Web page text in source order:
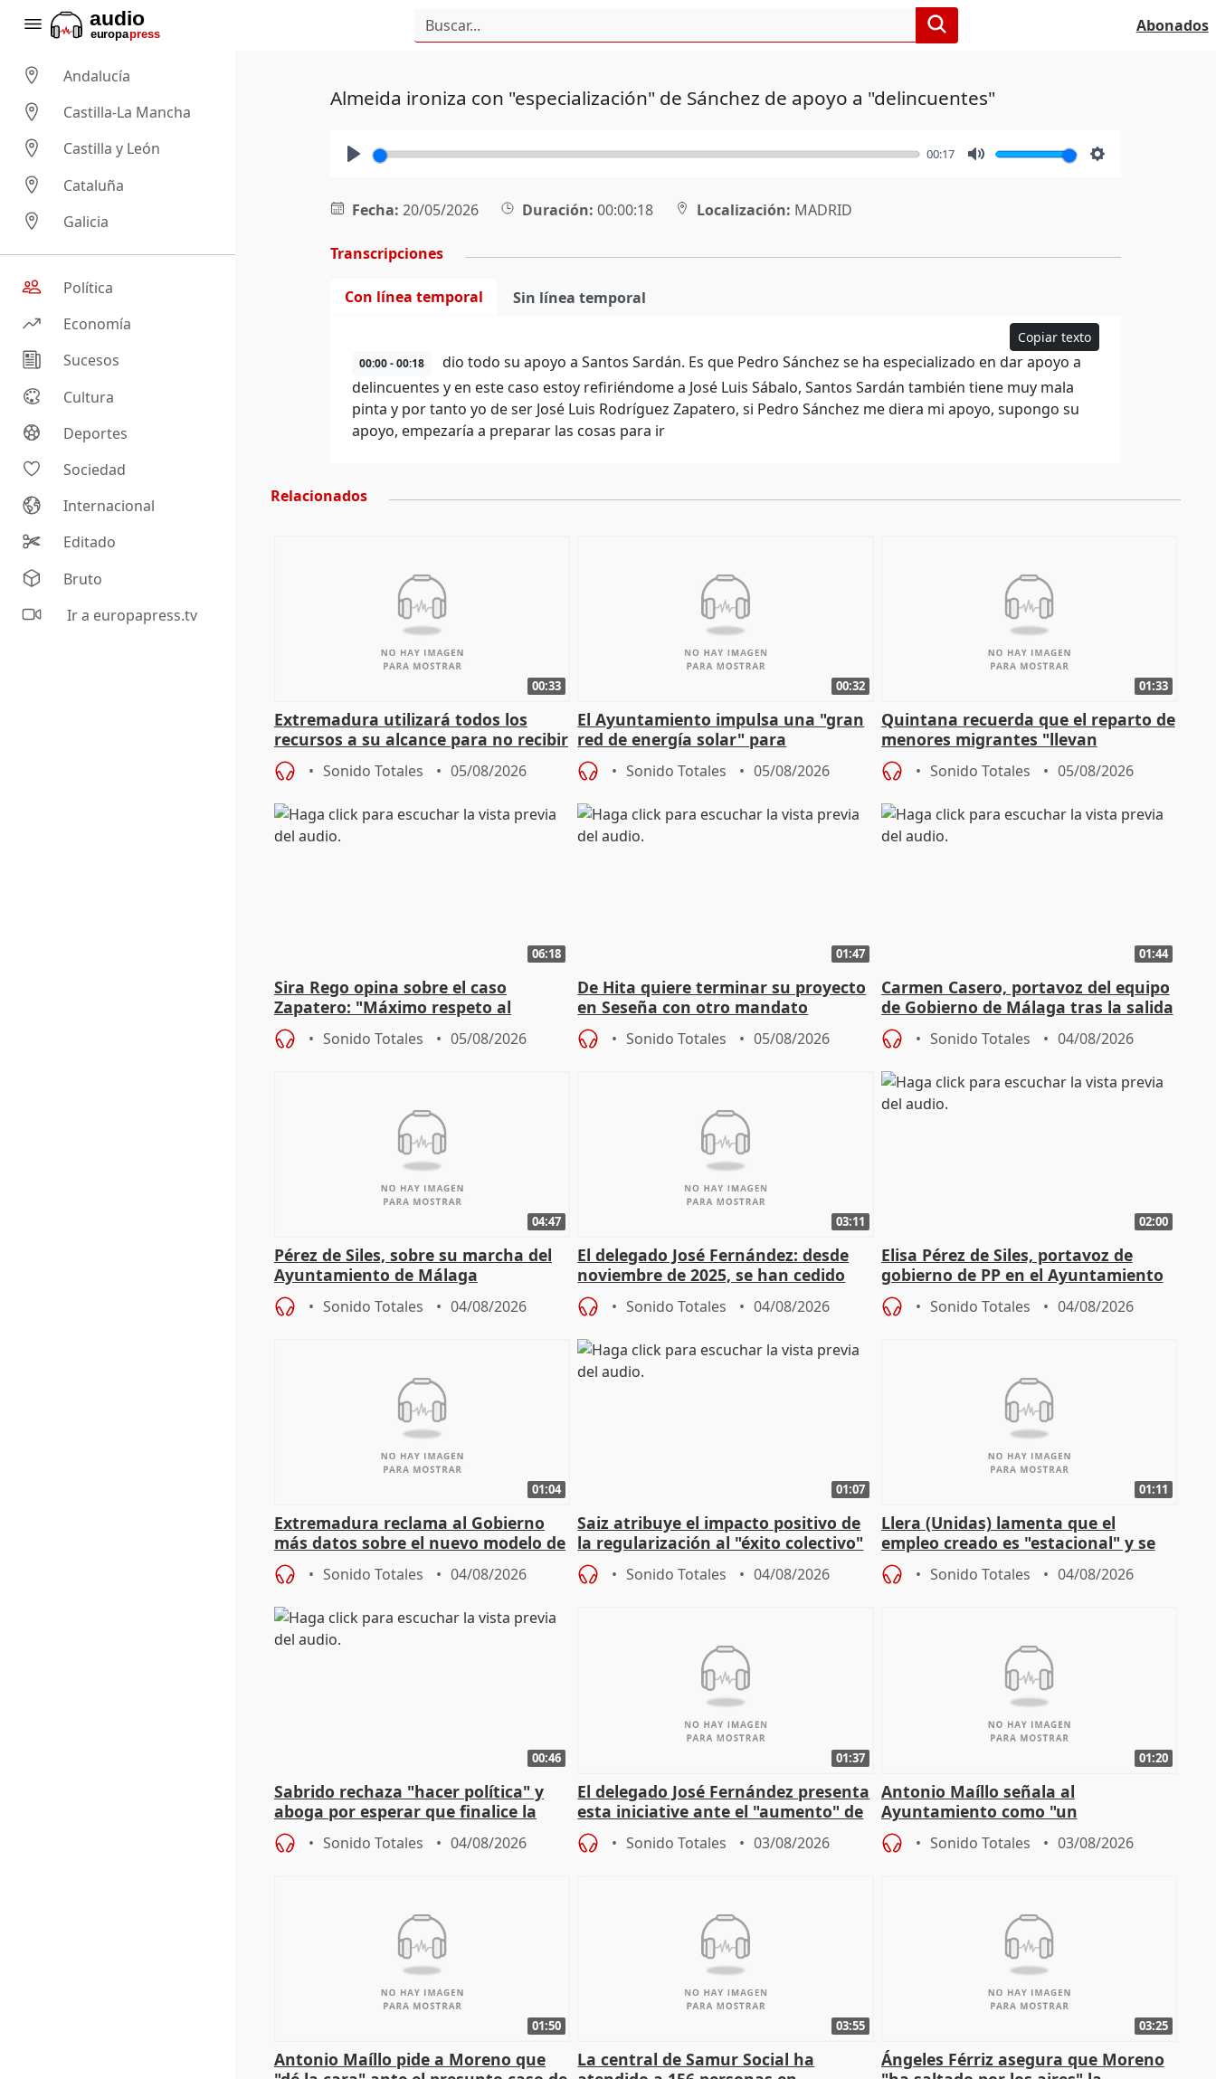
Abonados
Andalucía
Castilla-La Mancha
Castilla y León
Cataluña
Galicia
Política
Economía
Sucesos
Cultura
Deportes
Sociedad
Internacional
Editado
Bruto
Ir a europapress.tv
Almeida ironiza con "especialización" de Sánchez de apoyo a "delincuentes"
00:17
Fecha: 20/05/2026 Duración: 00:00:18 Localización: MADRID
Transcripciones
Con línea temporal Sin línea temporal
Copiar texto
00:00 - 00:18
dio todo su apoyo a Santos Sardán. Es que Pedro Sánchez se ha especializado en dar apoyo a
delincuentes y en este caso estoy refiriéndome a José Luis Sábalo, Santos Sardán también tiene muy mala
pinta y por tanto yo de ser José Luis Rodríguez Zapatero, si Pedro Sánchez me diera mi apoyo, supongo su
apoyo, empezaría a preparar las cosas para ir
Relacionados
00:33
Extremadura utilizará todos los
recursos a su alcance para no recibir
más menores migrantes
Sonido Totales 05/08/2026
00:32
El Ayuntamiento impulsa una "gran
red de energía solar" para
autoconsumo
Sonido Totales 05/08/2026
01:33
Quintana recuerda que el reparto de
menores migrantes "llevan
aportación del Gobierno" central
Sonido Totales 05/08/2026
06:18
Sira Rego opina sobre el caso
Zapatero: "Máximo respeto al
proceso judicial"
Sonido Totales 05/08/2026
01:47
De Hita quiere terminar su proyecto
en Seseña con otro mandato
Sonido Totales 05/08/2026
01:44
Carmen Casero, portavoz del equipo
de Gobierno de Málaga tras la salida
de Pérez de Siles
Sonido Totales 04/08/2026
04:47
Pérez de Siles, sobre su marcha del
Ayuntamiento de Málaga
Sonido Totales 04/08/2026
03:11
El delegado José Fernández: desde
noviembre de 2025, se han cedido
9.810 ayudas por nacimiento
Sonido Totales 04/08/2026
02:00
Elisa Pérez de Siles, portavoz de
gobierno de PP en el Ayuntamiento
de Málaga, deja la política
Sonido Totales 04/08/2026
01:04
Extremadura reclama al Gobierno
más datos sobre el nuevo modelo de
financiación
Sonido Totales 04/08/2026
01:07
Saiz atribuye el impacto positivo de
la regularización al "éxito colectivo"
del Gobierno
Sonido Totales 04/08/2026
01:11
Llera (Unidas) lamenta que el
empleo creado es "estacional" y se
"esfumará" al acabar el verano
Sonido Totales 04/08/2026
00:46
Sabrido rechaza "hacer política" y
aboga por esperar que finalice la
investigación del incendio
Sonido Totales 04/08/2026
01:37
El delegado José Fernández presenta
esta iniciative ante el "aumento" de
personas sin hogar en Madri
Sonido Totales 03/08/2026
01:20
Antonio Maíllo señala al
Ayuntamiento como "un
especulador más" sobre viviendas de
Jiménez Becerril
Sonido Totales 03/08/2026
01:50
Antonio Maíllo pide a Moreno que
03:55
La central de Samur Social ha
03:25
Ángeles Férriz asegura que Moreno